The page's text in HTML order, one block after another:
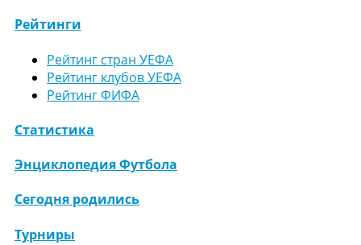
Рейтинги
Рейтинг стран УЕФА
Рейтинг клубов УЕФА
Рейтинг ФИФА
Статистика
Энциклопедия Футбола
Сегодня родились
Турниры